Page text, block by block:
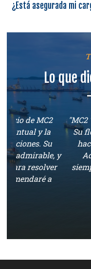
¿Está asegurada mi
Lo que
y
"MC2 Trade &
Su flota
hacen que el
Además, su
siempre atentos a
por un